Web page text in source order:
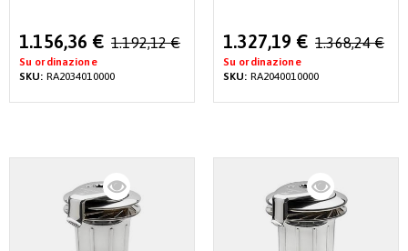
Special
Price
1.156,36 € 1.192,12 €
Su ordinazione
SKU: RA2034010000
Special
Price
1.327,19 € 1.368,24 €
Su ordinazione
SKU: RA2040010000